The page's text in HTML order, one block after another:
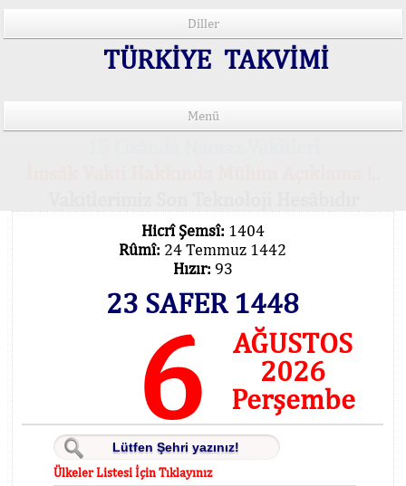
Diller
TÜRKİYE TAKVİMİ
Menü
Hicrî Şemsî: 1404
Rûmî: 24 Temmuz 1442
Hızır: 93
23 SAFER 1448
6
AĞUSTOS
2026
Perşembe
Ülkeler Listesi İçin Tıklayınız